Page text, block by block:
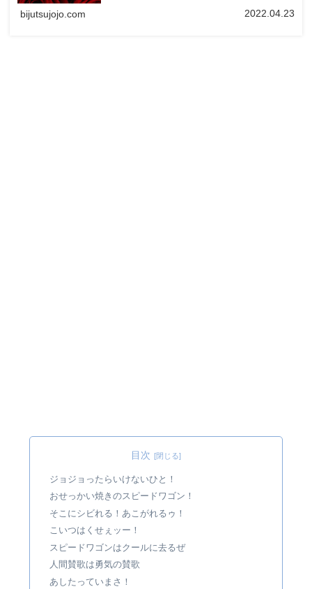
bijutsujojo.com 2022.04.23
目次
ジョジョったらいけないひと！
おせっかい焼きのスピードワゴン！
そこにシビれる！あこがれるゥ！
こいつはくせぇッー！
スピードワゴンはクールに去るぜ
人間賛歌は勇気の賛歌
あしたっていまさ！